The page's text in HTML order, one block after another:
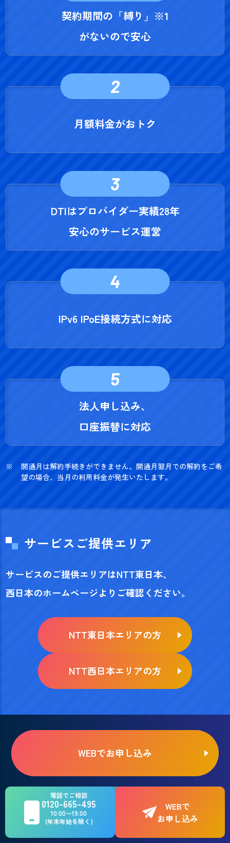
電話でご相談
0120-665-495
10:00〜19:00
(年末年始を除く)
WEBで
お申し込み
契約期間の「縛り」 ※1
がないので安心
2
月額料金がおトク
3
DTIはプロバイダー実績28年
安心のサービス運営
4
IPv6 IPoE接続方式に対応
5
法人申し込み、
口座振替に対応
開通月は解約手続きができません。開通月翌月での解約をご希
望の場合、当月の利用料金が発生いたします。
サービスご提供エリア
サービスのご提供エリアはNTT東日本、
西日本のホームページよりご確認ください。
NTT東日本エリアの方
NTT西日本エリアの方
WEBでお申し込み
お電話でのご相談はこちら
0120-665-495
10:00〜19:00（年末年始を除く）